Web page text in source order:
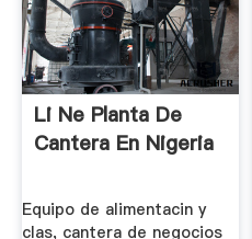
Li Ne Planta De
Cantera En Nigeria
Equipo de alimentacin y
clas, cantera de negocios